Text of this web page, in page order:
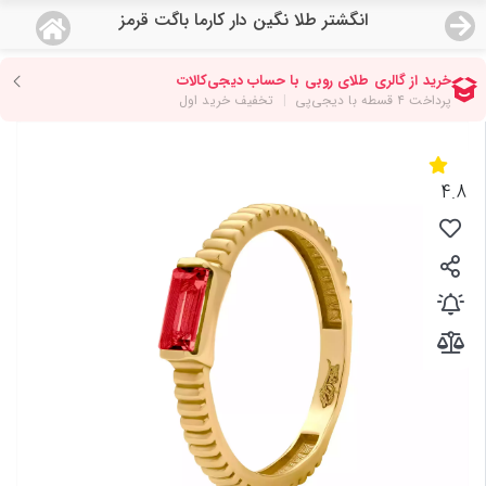
انگشتر طلا نگین دار کارما باگت قرمز
منو
صفحه اصلی
دسته بندی محصولات
نمایندگی ها
مجله روبی
درباره ما
4.8